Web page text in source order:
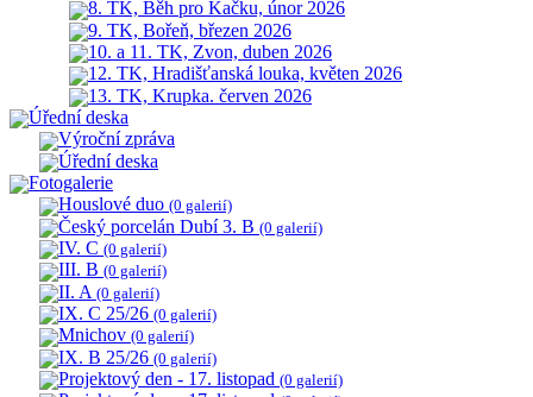
8. TK, Běh pro Kačku, únor 2026
9. TK, Bořeň, březen 2026
10. a 11. TK, Zvon, duben 2026
12. TK, Hradišťanská louka, květen 2026
13. TK, Krupka. červen 2026
Úřední deska
Výroční zpráva
Úřední deska
Fotogalerie
Houslové duo (0 galerií)
Český porcelán Dubí 3. B (0 galerií)
IV. C (0 galerií)
III. B (0 galerií)
II. A (0 galerií)
IX. C 25/26 (0 galerií)
Mnichov (0 galerií)
IX. B 25/26 (0 galerií)
Projektový den - 17. listopad (0 galerií)